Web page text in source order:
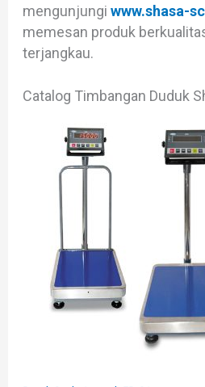
mengunjungi www.shasa-
memesan produk
terjangkau.
Catalog Timbangan Duduk